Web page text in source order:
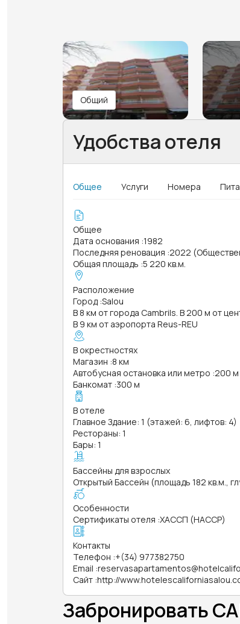
Общий
Удобства отеля
Общее Услуги Номера
Общее
Дата основания :1982
Последняя реновация :2022
Общая площадь :5 220 кв.м.
Расположение
Город :Salou
В 8 км от города Cambrils. В 200 м от
В 9 км от аэропорта Reus-REU
В окрестностях
Магазин :8 км
Автобусная остановка или метро :200 м
Банкомат :300 м
В отеле
Главное Здание: 1 (этажей: 6, лифтов: 4)
Рестораны: 1
Бары: 1
Бассейны для взрослых
Открытый Бассейн (площадь 182 кв.м.,
Особенности
Сертификаты отеля :ХАССП (HACCP)
Контакты
Телефон :+(34) 977382750
Email :
Сайт :http://
Забронировать